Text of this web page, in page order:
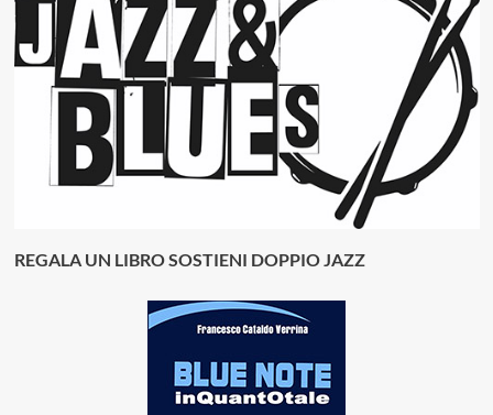
REGALA UN LIBRO SOSTIENI DOPPIO JAZZ